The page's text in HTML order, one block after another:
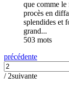
que comme le
procès en
splendides et
grand...
503 mots
précédente
/ 2suivante